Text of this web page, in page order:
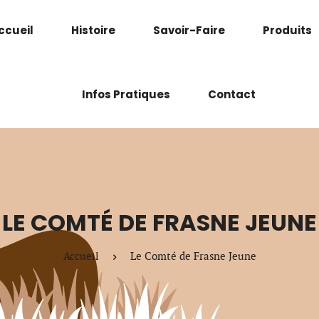
Histoire Savoir-Faire Produits
Infos Pratiques Contact
LE COMTÉ DE FRASNE JEUNE
Accueil Le Comté de Frasne Jeune